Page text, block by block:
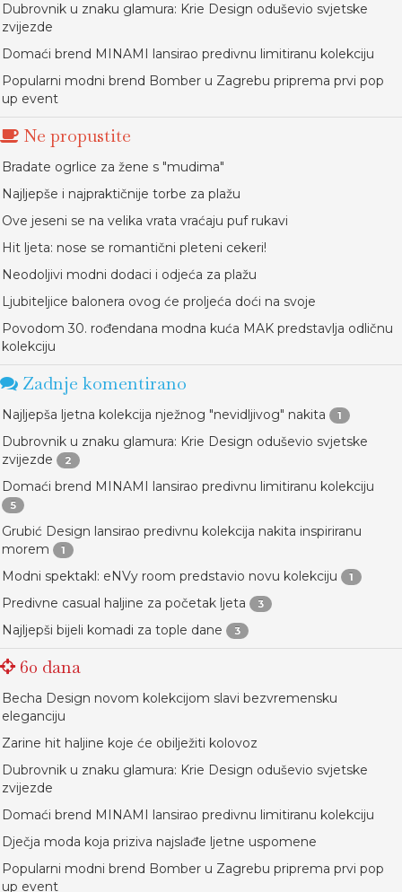
Dubrovnik u znaku glamura: Krie Design oduševio svjetske
zvijezde
Domaći brend MINAMI lansirao predivnu limitiranu kolekciju
Popularni modni brend Bomber u Zagrebu priprema prvi pop
up event
Ne propustite
Bradate ogrlice za žene s "mudima"
Najljepše i najpraktičnije torbe za plažu
Ove jeseni se na velika vrata vraćaju puf rukavi
Hit ljeta: nose se romantični pleteni cekeri!
Neodoljivi modni dodaci i odjeća za plažu
Ljubiteljice balonera ovog će proljeća doći na svoje
Povodom 30. rođendana modna kuća MAK predstavlja odličnu
kolekciju
Zadnje komentirano
Najljepša ljetna kolekcija nježnog "nevidljivog" nakita 1
Dubrovnik u znaku glamura: Krie Design oduševio svjetske
zvijezde
2
Domaći brend MINAMI lansirao predivnu limitiranu kolekciju
5
Grubić Design lansirao predivnu kolekcija nakita inspiriranu
morem
1
Modni spektakl: eNVy room predstavio novu kolekciju 1
Predivne casual haljine za početak ljeta 3
Najljepši bijeli komadi za tople dane 3
60 dana
Becha Design novom kolekcijom slavi bezvremensku
eleganciju
Zarine hit haljine koje će obilježiti kolovoz
Dubrovnik u znaku glamura: Krie Design oduševio svjetske
zvijezde
Domaći brend MINAMI lansirao predivnu limitiranu kolekciju
Dječja moda koja priziva najslađe ljetne uspomene
Popularni modni brend Bomber u Zagrebu priprema prvi pop
up event